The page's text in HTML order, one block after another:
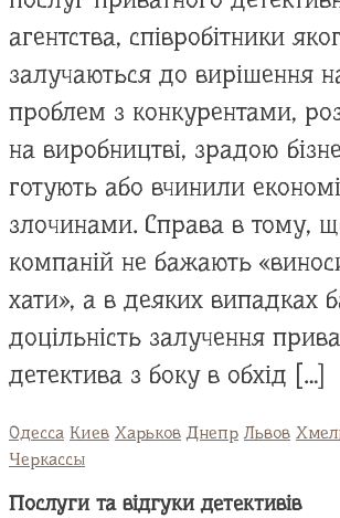
агентства, співробітники
залучаються до вирішення
проблем з конкурентами,
на виробництві, зрадою
готують або вчинили
злочинами. Справа в тому,
компаній не бажають
хати», а в деяких випадках
доцільність залучення
детектива з боку в обхід […]
Одесса Киев Харьков Днепр Львов
Черкассы
Послуги та відгуки детективів